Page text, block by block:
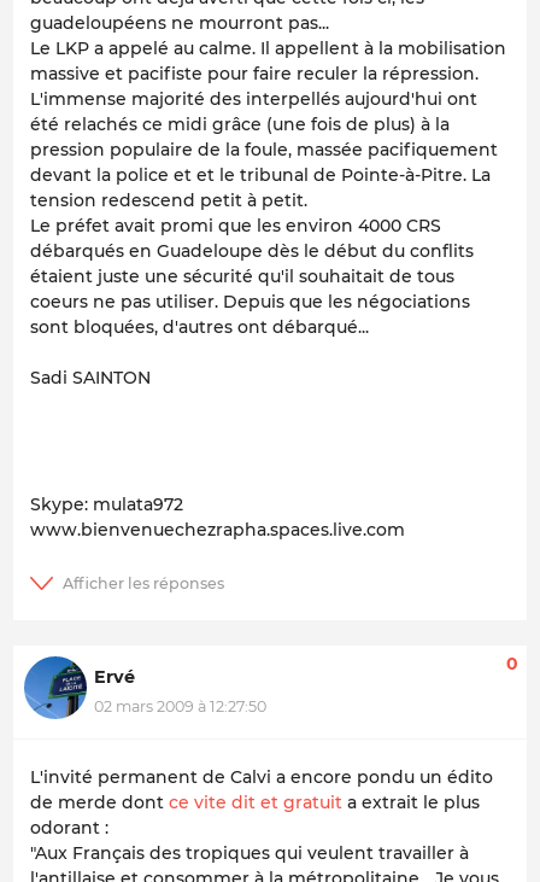
guadeloupéens ne mourront pas...
Le LKP a appelé au calme. Il appellent à la mobilisation
massive et pacifiste pour faire reculer la répression.
L'immense majorité des interpellés aujourd'hui ont
été relachés ce midi grâce (une fois de plus) à la
pression populaire de la foule, massée pacifiquement
devant la police et et le tribunal de Pointe-à-Pitre. La
tension redescend petit à petit.
Le préfet avait promi que les environ 4000 CRS
débarqués en Guadeloupe dès le début du conflits
étaient juste une sécurité qu'il souhaitait de tous
coeurs ne pas utiliser. Depuis que les négociations
sont bloquées, d'autres ont débarqué...
Sadi SAINTON
Skype: mulata972
www.bienvenuechezrapha.spaces.live.com
Ervé
02 mars 2009 à 12:27:50
0
L'invité permanent de Calvi a encore pondu un édito
de merde dont ce vite dit et gratuit a extrait le plus
odorant :
"Aux Français des tropiques qui veulent travailler à